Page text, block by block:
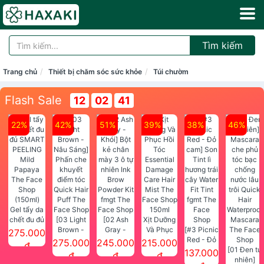
Tìm kiếm
Trang chủ Thiết bị chăm sóc sức khỏe Túi chườm
Flash Sale 12 02 41
22%
Gel tẩy da
chết đu đủ
SMART
PEELING
275.000
đ
42%
[03 Light
Brown -
Nâu Sáng]
Phấn che
275.000
đ
51%
[02 Ash
Gray -
Khói] Bột
kẻ chân
245.000
đ
39%
Xịt Dưỡng
Và Phục
Hồi Tóc
Essential
215.000
đ
38%
[#3 Picnic
Red - Đỏ
cam] Son
137.000
46%
[01 Đen tự
nhiên]